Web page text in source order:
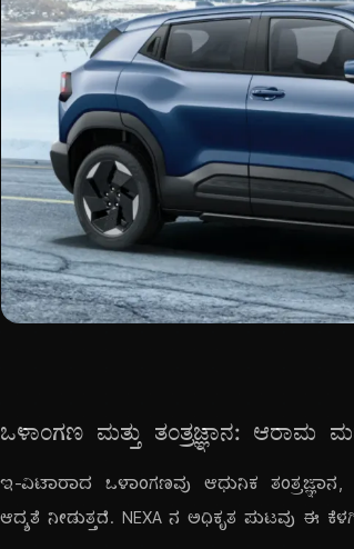
ಒಳಾಂಗಣ ಮತ್ತು ತಂತ್ರಜ್ಞಾನ: ಆರಾಮ
ಇ-ವಿಟಾರಾದ ಒಳಾಂಗಣವು ಆಧುನಿಕ
ಆದ್ಯತೆ ನೀಡುತ್ತದೆ. NEXA ನ ಅಧಿಕೃತ ಪುಟವು ಈ